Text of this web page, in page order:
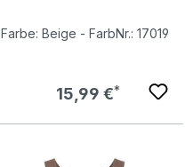
Farbe: Beige - FarbNr.: 17019
Regulärer Preis:
15,99 €